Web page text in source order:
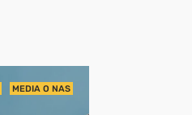
MEDIA O NAS